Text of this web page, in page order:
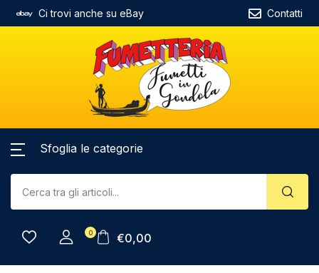
Ci trovi anche su eBay Contatti
Sfoglia le categorie
0 €0,00